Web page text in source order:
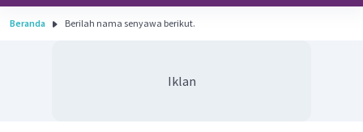
Beranda Berilah nama senyawa berikut.
Iklan